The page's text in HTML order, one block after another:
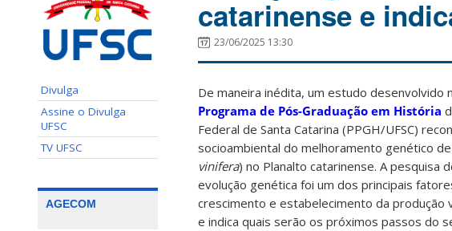
Divulga
Assine o Divulga
UFSC
TV UFSC
AGECOM
catarinense e
23/06/2025 13:30
De maneira inédita, um estudo desenvolvido
Programa de Pós-Graduação em História
Federal de Santa Catarina (PPGH/UFSC)
socioambiental do melhoramento genético
vinifera) no Planalto catarinense. A pesquisa
evolução genética foi um dos principais
crescimento e estabelecimento da produção
e indica quais serão os próximos passos do